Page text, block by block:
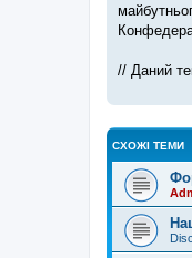
// Даний
СХОЖІ ТЕМИ